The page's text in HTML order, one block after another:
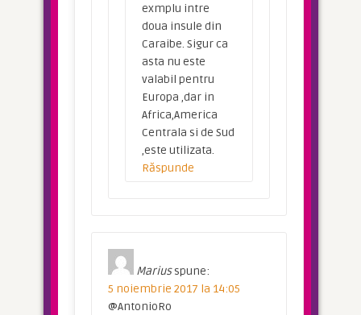
exmplu intre
doua insule din
Caraibe. Sigur ca
asta nu este
valabil pentru
Europa ,dar in
Africa,America
Centrala si de Sud
,este utilizata.
Răspunde
Marius spune:
5 noiembrie 2017 la 14:05
@AntonioRo